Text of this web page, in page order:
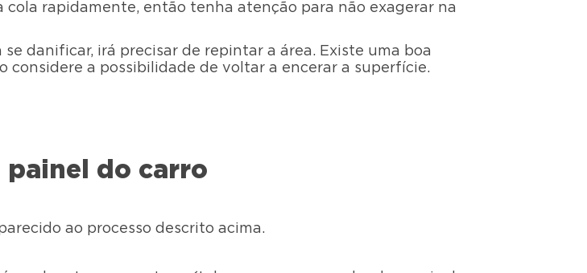
rapidamente, então tenha atenção para não exagerar na
se danificar, irá precisar de repintar a área. Existe uma boa
considere a possibilidade de voltar a encerar a superfície.
painel do carro
ao processo descrito acima.